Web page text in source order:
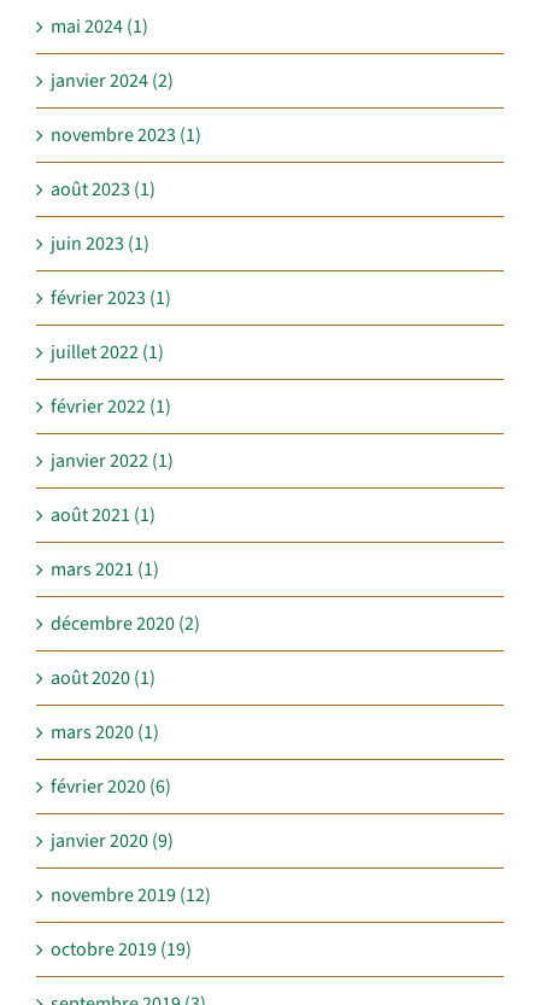
mai 2024 (1)
janvier 2024 (2)
novembre 2023 (1)
août 2023 (1)
juin 2023 (1)
février 2023 (1)
juillet 2022 (1)
février 2022 (1)
janvier 2022 (1)
août 2021 (1)
mars 2021 (1)
décembre 2020 (2)
août 2020 (1)
mars 2020 (1)
février 2020 (6)
janvier 2020 (9)
novembre 2019 (12)
octobre 2019 (19)